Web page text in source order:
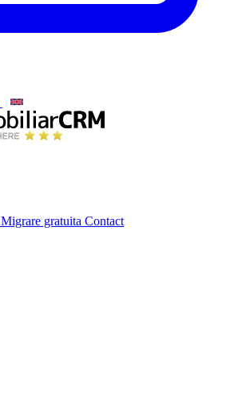
Migrare gratuita Contact